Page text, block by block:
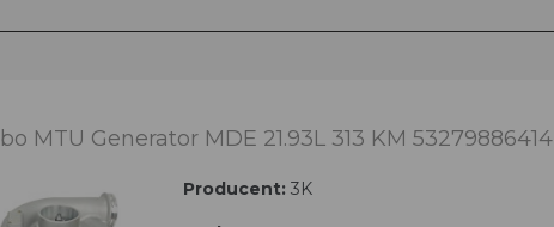
MTU Generator MDE 21.93L 313 KM 53279886414
Producent: 3K